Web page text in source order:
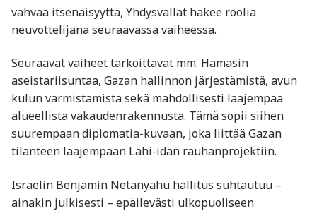
vahvaa itsenäisyyttä, Yhdysvallat hakee roolia
neuvottelijana seuraavassa vaiheessa.
Seuraavat vaiheet tarkoittavat mm. Hamasin
aseistariisuntaa, Gazan hallinnon järjestämistä, avun
kulun varmistamista sekä mahdollisesti laajempaa
alueellista vakaudenrakennusta. Tämä sopii siihen
suurempaan diplomatia-kuvaan, joka liittää Gazan
tilanteen laajempaan Lähi-idän rauhanprojektiin.
Israelin Benjamin Netanyahu hallitus suhtautuu –
ainakin julkisesti – epäilevästi ulkopuoliseen